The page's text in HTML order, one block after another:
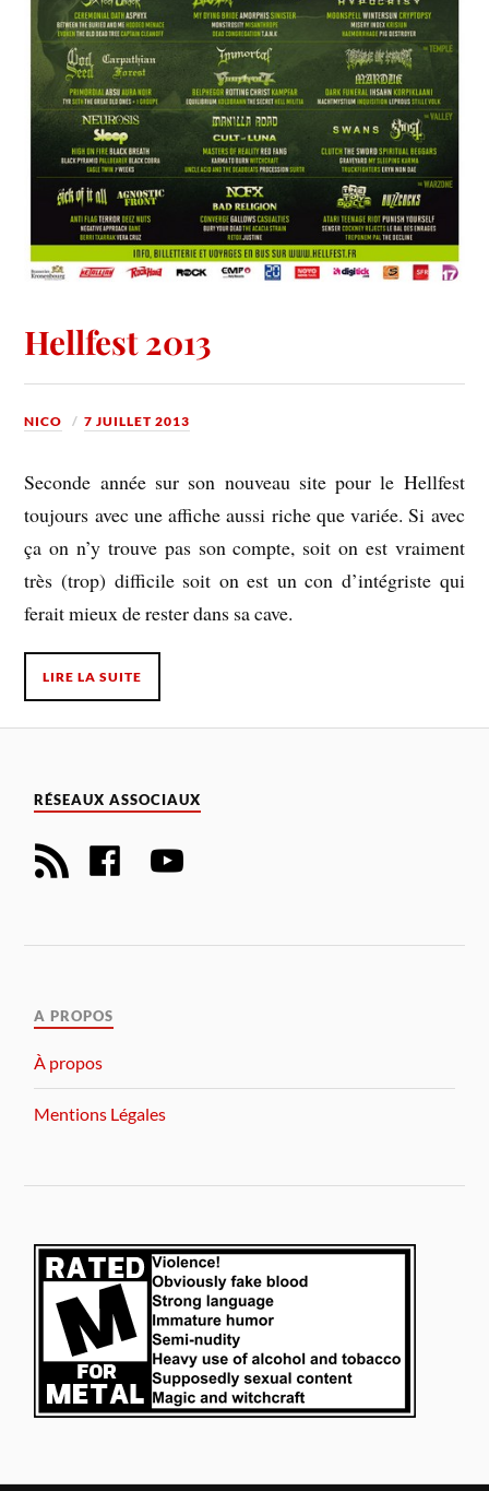
Hellfest 2013
NICO 7 JUILLET 2013
Seconde année sur son nouveau site pour le Hellfest
toujours avec une affiche aussi riche que variée. Si avec
ça on n’y trouve pas son compte, soit on est vraiment
très (trop) difficile soit on est un con d’intégriste qui
ferait mieux de rester dans sa cave.
LIRE LA SUITE
RÉSEAUX ASSOCIAUX
A PROPOS
À propos
Mentions Légales